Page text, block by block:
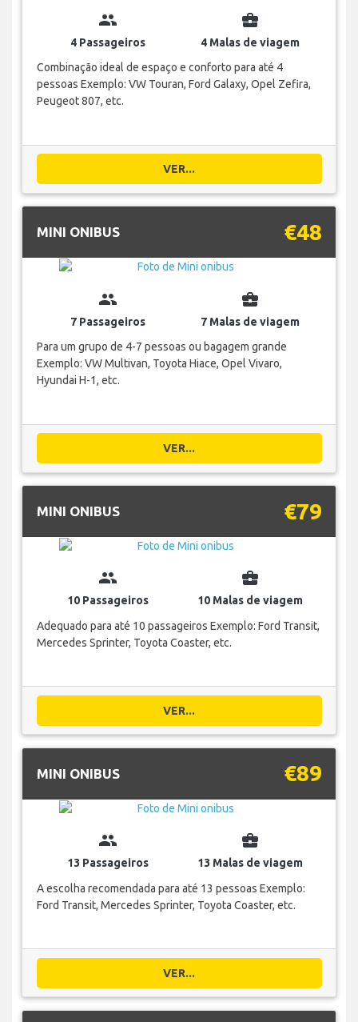
group
4 Passageiros
business_center
4 Malas de viagem
Combinação ideal de espaço e conforto para até 4
pessoas Exemplo: VW Touran, Ford Galaxy, Opel Zefira,
Peugeot 807, etc.
VER...
MINI ONIBUS €48
group
7 Passageiros
business_center
7 Malas de viagem
Para um grupo de 4-7 pessoas ou bagagem grande
Exemplo: VW Multivan, Toyota Hiace, Opel Vivaro,
Hyundai H-1, etc.
VER...
MINI ONIBUS €79
group
10 Passageiros
business_center
10 Malas de viagem
Adequado para até 10 passageiros Exemplo: Ford Transit,
Mercedes Sprinter, Toyota Coaster, etc.
VER...
MINI ONIBUS €89
group
13 Passageiros
business_center
13 Malas de viagem
A escolha recomendada para até 13 pessoas Exemplo:
Ford Transit, Mercedes Sprinter, Toyota Coaster, etc.
VER...